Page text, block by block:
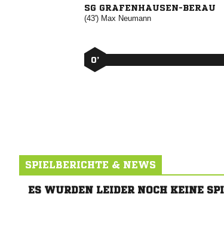
SG GRAFENHAUSEN-BERAU
(43')  
0’
SPIELBERICHTE & NEWS
ES WURDEN LEIDER NOCH KEINE